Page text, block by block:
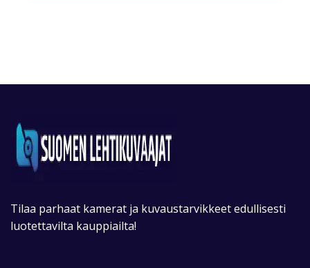
Tilaa parhaat kamerat ja kuvaustarvikkeet edullisesti
luotettavilta kauppiailta!